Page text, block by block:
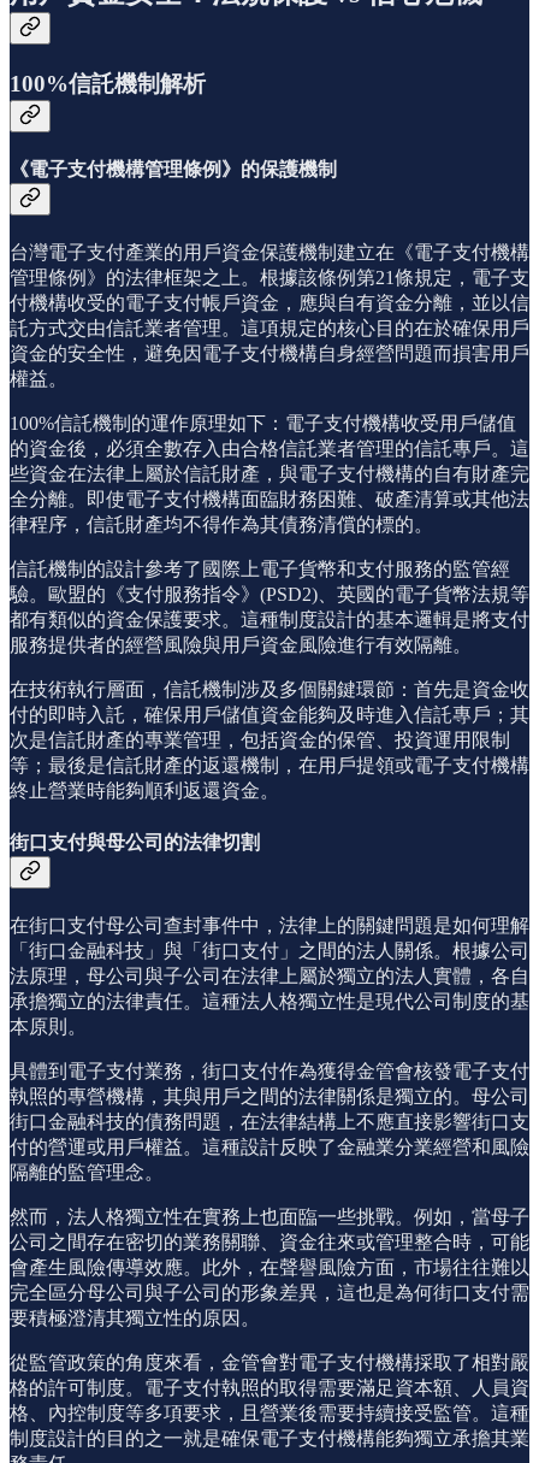
100%信託機制解析
《電子支付機構管理條例》的保護機制
台灣電子支付產業的用戶資金保護機制建立在《電子支付機構
管理條例》的法律框架之上。根據該條例第21條規定，電子支
付機構收受的電子支付帳戶資金，應與自有資金分離，並以信
託方式交由信託業者管理。這項規定的核心目的在於確保用戶
資金的安全性，避免因電子支付機構自身經營問題而損害用戶
權益。
100%信託機制的運作原理如下：電子支付機構收受用戶儲值
的資金後，必須全數存入由合格信託業者管理的信託專戶。這
些資金在法律上屬於信託財產，與電子支付機構的自有財產完
全分離。即使電子支付機構面臨財務困難、破產清算或其他法
律程序，信託財產均不得作為其債務清償的標的。
信託機制的設計參考了國際上電子貨幣和支付服務的監管經
驗。歐盟的《支付服務指令》(PSD2)、英國的電子貨幣法規等
都有類似的資金保護要求。這種制度設計的基本邏輯是將支付
服務提供者的經營風險與用戶資金風險進行有效隔離。
在技術執行層面，信託機制涉及多個關鍵環節：首先是資金收
付的即時入託，確保用戶儲值資金能夠及時進入信託專戶；其
次是信託財產的專業管理，包括資金的保管、投資運用限制
等；最後是信託財產的返還機制，在用戶提領或電子支付機構
終止營業時能夠順利返還資金。
街口支付與母公司的法律切割
在街口支付母公司查封事件中，法律上的關鍵問題是如何理解
「街口金融科技」與「街口支付」之間的法人關係。根據公司
法原理，母公司與子公司在法律上屬於獨立的法人實體，各自
承擔獨立的法律責任。這種法人格獨立性是現代公司制度的基
本原則。
具體到電子支付業務，街口支付作為獲得金管會核發電子支付
執照的專營機構，其與用戶之間的法律關係是獨立的。母公司
街口金融科技的債務問題，在法律結構上不應直接影響街口支
付的營運或用戶權益。這種設計反映了金融業分業經營和風險
隔離的監管理念。
然而，法人格獨立性在實務上也面臨一些挑戰。例如，當母子
公司之間存在密切的業務關聯、資金往來或管理整合時，可能
會產生風險傳導效應。此外，在聲譽風險方面，市場往往難以
完全區分母公司與子公司的形象差異，這也是為何街口支付需
要積極澄清其獨立性的原因。
從監管政策的角度來看，金管會對電子支付機構採取了相對嚴
格的許可制度。電子支付執照的取得需要滿足資本額、人員資
格、內控制度等多項要求，且營業後需要持續接受監管。這種
制度設計的目的之一就是確保電子支付機構能夠獨立承擔其業